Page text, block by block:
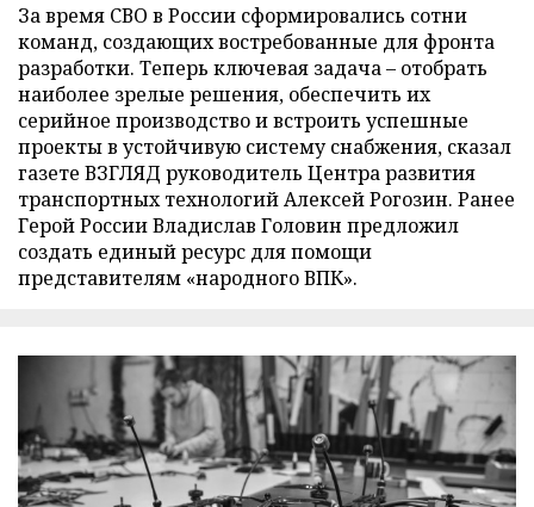
За время СВО в России сформировались сотни
команд, создающих востребованные для фронта
разработки. Теперь ключевая задача – отобрать
наиболее зрелые решения, обеспечить их
серийное производство и встроить успешные
проекты в устойчивую систему снабжения, сказал
газете ВЗГЛЯД руководитель Центра развития
транспортных технологий Алексей Рогозин. Ранее
Герой России Владислав Головин предложил
создать единый ресурс для помощи
представителям «народного ВПК».